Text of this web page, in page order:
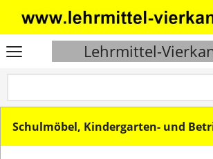
Lehrmittel-
Schulmöbel, Kindergarten- und